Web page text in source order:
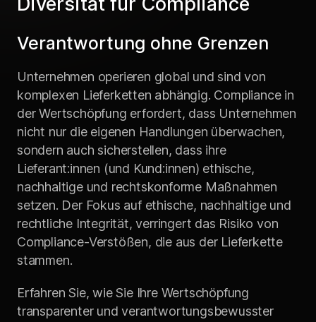
Verantwortung ohne Grenzen
Unternehmen operieren global und sind von
komplexen Liefer­ketten abhängig. Compliance in
der Wert­schöpfung erfordert, dass Unternehmen
nicht nur die eigenen Handlungen überwachen,
sondern auch sicher­stellen, dass ihre
Lieferant:innen (und Kund:innen) ethische,
nachhaltige und rechts­konforme Maßnahmen
setzen. Der Fokus auf ethische, nachhaltige und
rechtliche Integrität, verringert das Risiko von
Compliance-Verstößen, die aus der Lieferkette
stammen.
Erfahren Sie, wie Sie Ihre Wert­schöpfung
transparenter und verantwortungs­bewusster